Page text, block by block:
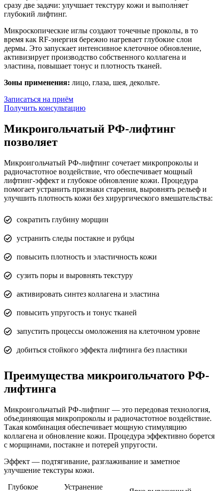
сразу две задачи: улучшает текстуру кожи и выполняет
глубокий лифтинг.
Микроскопические иглы создают точечные проколы, в то
время как RF-энергия бережно нагревает глубокие слои
дермы. Это запускает интенсивное клеточное обновление,
активизирует производство собственного коллагена и
эластина, повышает тонус и плотность тканей.
Зоны применения: лицо, глаза, шея, декольте.
Записаться на приём
Получить консультацию
Микроигольчатый РФ-лифтинг
позволяет
Микроигольчатый РФ-лифтинг сочетает микропроколы и
радиочастотное воздействие, что обеспечивает мощный
лифтинг-эффект и глубокое обновление кожи. Процедура
помогает устранить признаки старения, выровнять рельеф и
улучшить плотность кожи без хирургического вмешательства:
сократить глубину морщин
устранить следы постакне и рубцы
повысить плотность и эластичность кожи
сузить поры и выровнять текстуру
активировать синтез коллагена и эластина
повысить упругость и тонус тканей
запустить процессы омоложения на клеточном уровне
добиться стойкого эффекта лифтинга без пластики
Преимущества микроигольчатого РФ-
лифтинга
Микроигольчатый РФ-лифтинг — это передовая технология,
объединяющая микропроколы и радиочастотное воздействие.
Такая комбинация обеспечивает мощную стимуляцию
коллагена и обновление кожи. Процедура эффективно борется
с морщинами, постакне и потерей упругости.
Эффект — подтягивание, разглаживание и заметное
улучшение текстуры кожи.
Глубокое
Устранение